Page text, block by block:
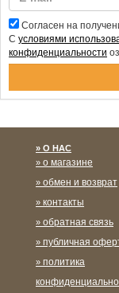
Согласен на
С условиями
конфиденциальности
О НАС
о магазине
обмен и возврат
контакты
обратная связь
публичная
политика